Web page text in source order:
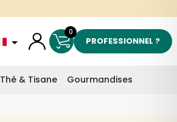
0
PROFESSIONNEL ?
Thé & Tisane Gourmandises